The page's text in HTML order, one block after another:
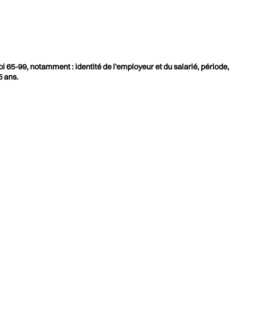
65-99, notamment : identité de l'employeur et du salarié, période,
ans.